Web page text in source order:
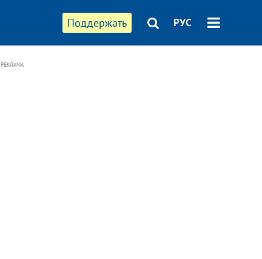
Поддержать РУС
РЕКЛАМА